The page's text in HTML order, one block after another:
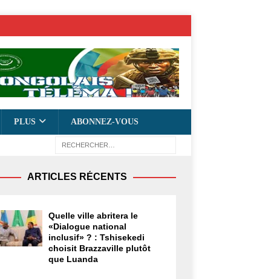
PLUS ABONNEZ-VOUS
ARTICLES RÉCENTS
Quelle ville abritera le
«Dialogue national
inclusif» ? : Tshisekedi
choisit Brazzaville plutôt
que Luanda